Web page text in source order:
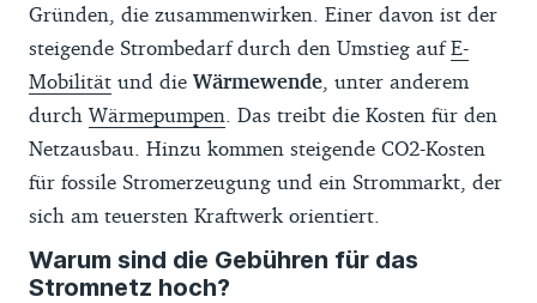
Gründen, die zusammenwirken. Einer davon ist der
steigende Strombedarf durch den Umstieg aufE-
Mobilität und die Wärmewende , unter anderem
durch Wärmepumpen . Das treibt die Kosten für den
Netzausbau. Hinzu kommen steigende CO2-Kosten
für fossile Stromerzeugung und ein Strommarkt, der
sich am teuersten Kraftwerk orientiert.
Warum sind die Gebühren für das
Stromnetz hoch?